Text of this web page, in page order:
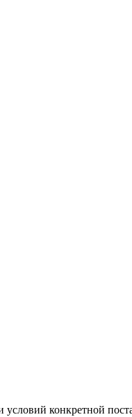
конкретной